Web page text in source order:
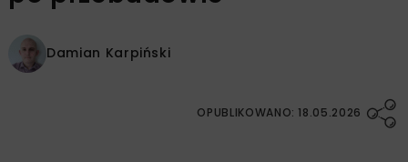
Damian Karpiński
OPUBLIKOWANO: 18.05.2026